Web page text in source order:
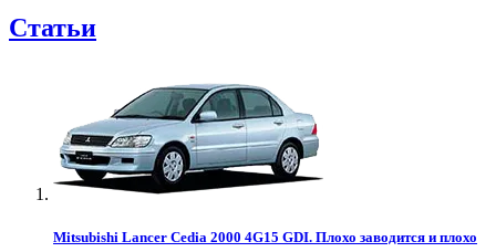
Статьи
Mitsubishi Lancer Cedia 2000 4G15 GDI. Плохо заводится и плохо